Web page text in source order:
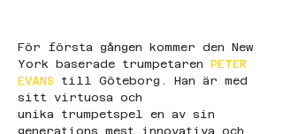
För första gången kommer den New
York baserade trumpetaren PETER
EVANS till Göteborg. Han är med
sitt virtuosa och
unika trumpetspel en av sin
generations mest innovativa och